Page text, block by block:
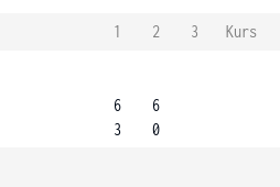
1 2 3
Kurs
6
3
6
0